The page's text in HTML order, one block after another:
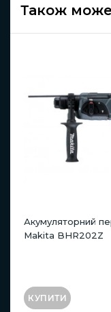
Також може
Акумуляторний
Makita BHR202Z
КУПИТИ